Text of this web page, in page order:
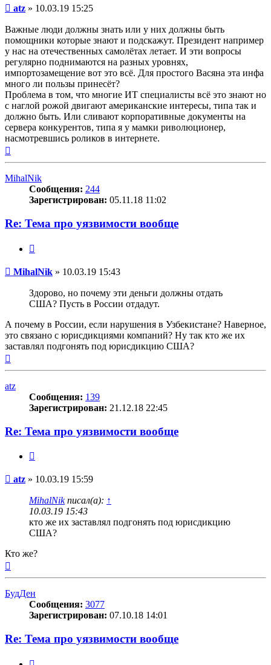
Сообщение
atz » 10.03.19 15:25
Важные люди должны знать или у них должны быть
помощники которые знают и подскажут. Президент например
у нас на отечественных самолётах летает. И эти вопросы
регулярно поднимаются на разных уровнях,
импортозамещение вот это всё. Для простого Васяна эта инфа
много ли пользы принесёт?
Проблема в том, что многие ИТ специалисты всё это знают но
с наглой рожой двигают американские интересы, типа так и
должно быть. Или сливают корпоративные документы на
сервера конкурентов, типа я у мамки риволюционер,
насмотревшись роликов в интернете.
MihalNik
Сообщения: 244
Зарегистрирован: 05.11.18 11:02
Re: Тема про уязвимости вообще
Сообщение
MihalNik » 10.03.19 15:43
Здорово, но почему эти деньги должны отдать
США? Пусть в России отдадут.
А почему в России, если нарушения в Узбекистане? Наверное,
это связано с юрисдикциями компаний? Ну так кто же их
заставлял подгонять под юрисдикцию США?
atz
Сообщения: 139
Зарегистрирован: 21.12.18 22:45
Re: Тема про уязвимости вообще
Сообщение
atz » 10.03.19 15:59
MihalNikписал(а): ↑
10.03.19 15:43
кто же их заставлял подгонять под юрисдикцию
США?
Кто же?
БудДен
Сообщения: 3077
Зарегистрирован: 07.10.18 14:01
Re: Тема про уязвимости вообще